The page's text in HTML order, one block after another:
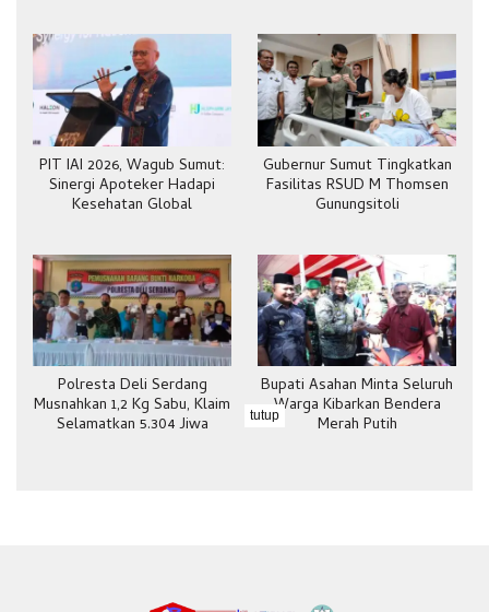
PIT IAI 2026, Wagub Sumut:
Sinergi Apoteker Hadapi
Kesehatan Global
Gubernur Sumut Tingkatkan
Fasilitas RSUD M Thomsen
Gunungsitoli
Polresta Deli Serdang
Musnahkan 1,2 Kg Sabu, Klaim
Selamatkan 5.304 Jiwa
Bupati Asahan Minta Seluruh
Warga Kibarkan Bendera
Merah Putih
tutup